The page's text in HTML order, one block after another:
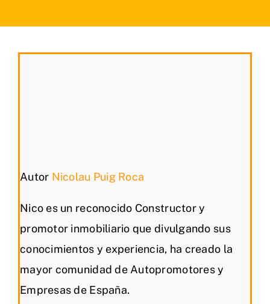
Autor Nicolau Puig Roca
Nico es un reconocido Constructor y
promotor inmobiliario que divulgando sus
conocimientos y experiencia, ha creado la
mayor comunidad de Autopromotores y
Empresas de España.